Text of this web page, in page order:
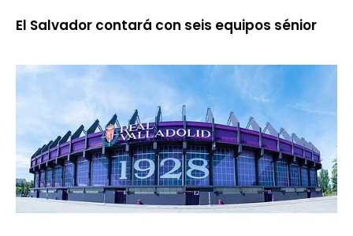
El Salvador contará con seis equipos sénior